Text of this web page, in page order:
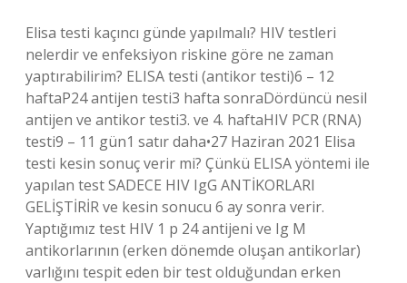
Elisa testi kaçıncı günde yapılmalı? HIV testleri
nelerdir ve enfeksiyon riskine göre ne zaman
yaptırabilirim? ELISA testi (antikor testi)6 – 12
haftaP24 antijen testi3 hafta sonraDördüncü nesil
antijen ve antikor testi3. ve 4. haftaHIV PCR (RNA)
testi9 – 11 gün1 satır daha•27 Haziran 2021 Elisa
testi kesin sonuç verir mi? Çünkü ELISA yöntemi ile
yapılan test SADECE HIV IgG ANTİKORLARI
GELİŞTİRİR ve kesin sonucu 6 ay sonra verir.
Yaptığımız test HIV 1 p 24 antijeni ve Ig M
antikorlarının (erken dönemde oluşan antikorlar)
varlığını tespit eden bir test olduğundan erken